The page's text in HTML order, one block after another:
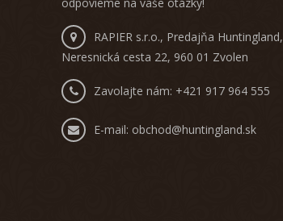
RAPIER s.r.o., Predajňa Huntingland,
Neresnická cesta 22, 960 01 Zvolen
Zavolajte nám: +421 917 964 555
E-mail: obchod@huntingland.sk